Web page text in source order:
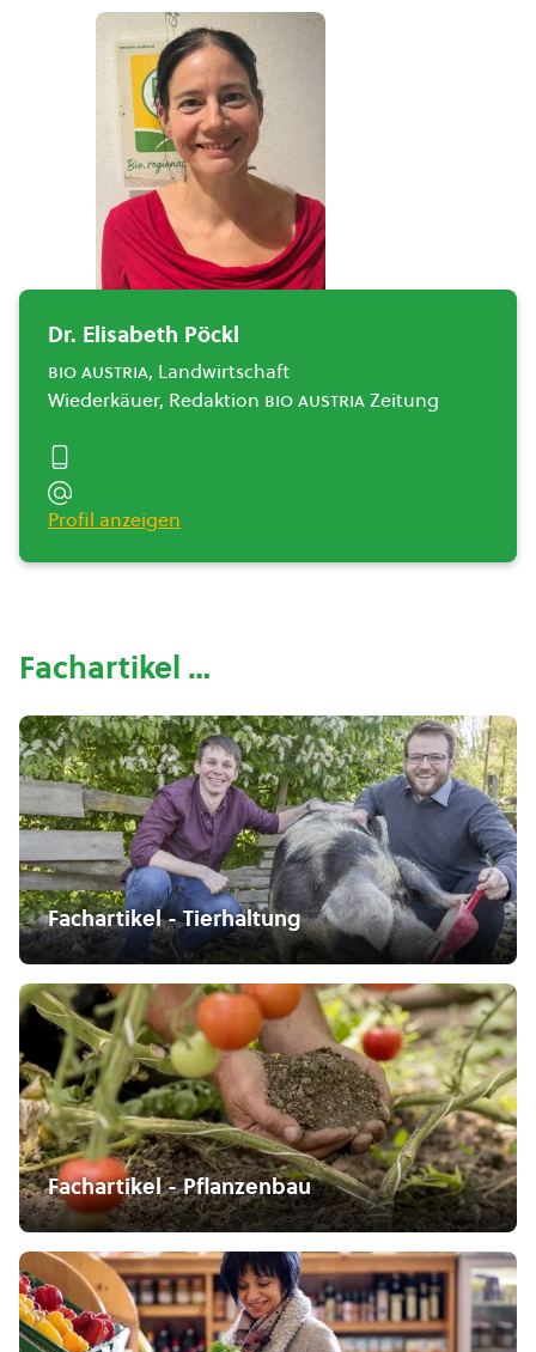
Dr. Elisabeth Pöckl
bio austria, Landwirtschaft
Wiederkäuer, Redaktion bio austriaZeitung
Profil anzeigen
Fachartikel …
Fachartikel - Tierhaltung
Fachartikel - Pflanzenbau